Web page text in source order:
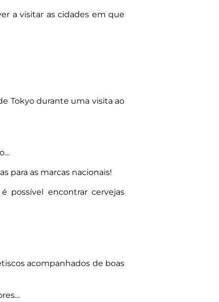
a visitar as cidades em que
Tokyo durante uma visita ao
para as marcas nacionais!
possível encontrar cervejas
acompanhados de boas